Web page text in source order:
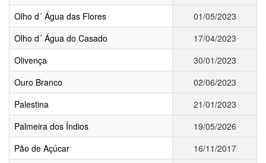
Olho d´ Água das Flores
01/05/2023
Olho d´ Água do Casado
17/04/2023
Olivença
30/01/2023
Ouro Branco
02/06/2023
Palestina
21/01/2023
Palmeira dos Índios
19/05/2026
Pão de Açúcar
16/11/2017